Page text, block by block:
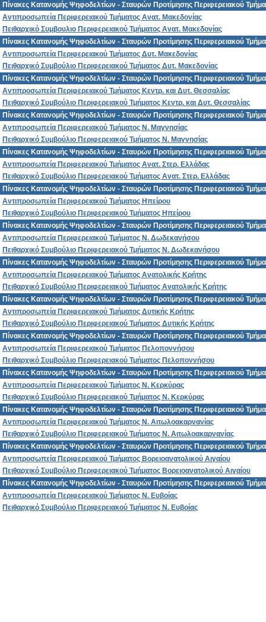
Πίνακες Κατανομής Ψηφοδελτίων - Σταυρών Προτίμησης Περιφερειακού
Αντιπροσωπεία Περιφερειακού Τμήματος Ανατ. Μακεδονίας
Πειθαρχικό Συμβουλιο Περιφερειακού Τμήματος Ανατ. Μακεδονίας
Πίνακες Κατανομής Ψηφοδελτίων - Σταυρών Προτίμησης Περιφερειακού
Αντιπροσωπεία Περιφερειακού Τμήματος Δυτ. Μακεδονίας
Πειθαρχικό Συμβούλιο Περιφερειακού Τμήματος Δυτ. Μακεδονίας
Πίνακες Κατανομής Ψηφοδελτίων - Σταυρών Προτίμησης Περιφερειακού
Αντιπροσωπεία Περιφερειακού Τμήματος Κεντρ. και Δυτ. Θεσσαλίας
Πειθαρχικό Συμβούλιο Περιφερειακού Τμήματος Κεντρ. και Δυτ. Θεσσαλίας
Πίνακες Κατανομής Ψηφοδελτίων - Σταυρών Προτίμησης Περιφερειακού
Αντιπροσωπεία Περιφερειακού Τμήματος Ν. Μαγνησίας
Πειθαρχικό Συμβούλιο Περιφερειακού Τμήματος Ν. Μαγνησίας
Πίνακες Κατανομής Ψηφοδελτίων - Σταυρών Προτίμησης Περιφερειακού
Αντιπροσωπεία Περιφερειακού Τμήματος Ανατ. Στερ. Ελλάδας
Πειθαρχικό Συμβούλιο Περιφερειακού Τμήματος Ανατ. Στερ. Ελλάδας
Πίνακες Κατανομής Ψηφοδελτίων - Σταυρών Προτίμησης Περιφερειακού
Αντιπροσωπεία Περιφερειακού Τμήματος Ηπείρου
Πειθαρχικό Συμβούλιο Περιφερειακού Τμήματος Ηπείρου
Πίνακες Κατανομής Ψηφοδελτίων - Σταυρών Προτίμησης Περιφερειακού
Αντιπροσωπεία Περιφερειακού Τμήματος Ν. Δωδεκανήσου
Πειθαρχικό Συμβούλιο Περιφερειακού Τμήματος Ν. Δωδεκανήσου
Πίνακες Κατανομής Ψηφοδελτίων - Σταυρών Προτίμησης Περιφερειακού
Αντιπροσωπεία Περιφερειακού Τμήματος Ανατολικής Κρήτης
Πειθαρχικό Συμβούλιο Περιφερειακού Τμήματος Ανατολικής Κρήτης
Πίνακες Κατανομής Ψηφοδελτίων - Σταυρών Προτίμησης Περιφερειακού
Αντιπροσωπεία Περιφερειακού Τμήματος Δυτικής Κρήτης
Πειθαρχικό Συμβούλιο Περιφερειακού Τμήματος Δυτικής Κρήτης
Πίνακες Κατανομής Ψηφοδελτίων - Σταυρών Προτίμησης Περιφερειακού
Αντιπροσωπεία Περιφερειακού Τμήματος Πελοποννήσου
Πειθαρχικό Συμβούλιο Περιφερειακού Τμήματος Πελοποννήσου
Πίνακες Κατανομής Ψηφοδελτίων - Σταυρών Προτίμησης Περιφερειακού
Αντιπροσωπεία Περιφερειακού Τμήματος Ν. Κερκύρας
Πειθαρχικό Συμβούλιο Περιφερειακού Τμήματος Ν. Κερκύρας
Πίνακες Κατανομής Ψηφοδελτίων - Σταυρών Προτίμησης Περιφερειακού
Αντιπροσωπεία Περιφερειακού Τμήματος Ν. Αιτωλοακαρνανίας
Πειθαρχικό Συμβούλιο Περιφερειακού Τμήματος Ν. Αιτωλοακαρνανίας
Πίνακες Κατανομής Ψηφοδελτίων - Σταυρών Προτίμησης Περιφερειακού
Αντιπροσωπεία Περιφερειακού Τμήματος Βορειοανατολικού Αιγαίου
Πειθαρχικό Συμβούλιο Περιφερειακού Τμήματος Βορειοανατολικού Αιγαίου
Πίνακες Κατανομής Ψηφοδελτίων - Σταυρών Προτίμησης Περιφερειακού
Αντιπροσωπεία Περιφερειακού Τμήματος Ν. Ευβοίας
Πειθαρχικό Συμβούλιο Περιφερειακού Τμήματος Ν. Ευβοίας